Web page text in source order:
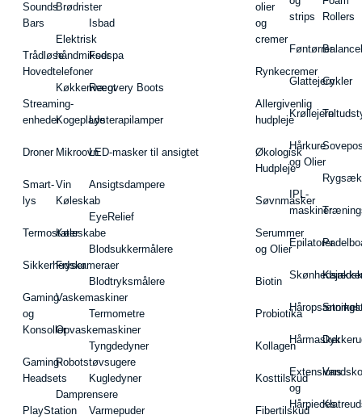
Sounds
Bars
Trådløse
Hovedtelefoner
Streaming-
enheder
Droner
Smart-
lys
Termostater
Sikkerhedskameraer
Gaming
og
Konsoller
Gaming-
Headsets
PlayStation
Brødrister
Elektrisk
håndmikser
Køkkenvægt
Kogeplade
Mikroovn
Vin
Køleskab
Køleskabe
Fryser
Vaskemaskiner
Opvaskemaskiner
Robotstøvsugere
Damprensere
Isbad
Fodspa
Recovery Boots
Lysterapilamper
LED-masker til ansigtet
Ansigtsdampere
EyeRelief
Blodsukkermålere
Blodtryksmålere
Termometre
Tyngdedyner
Kugledyner
Varmepuder
olier
og
cremer
Rynkecremer
Allergivenlig
hudpleje
Økologisk
Hudpleje
Søvnmasker
Serummer
og Olier
Biotin
Probiotika
Kollagen
Kosttilskud
Fibertilskud
strips
Føntørrer
Glattejern
Krøllejern
Hårkure
og Olier
IPL-
maskiner
Epilatorer
Hårmasker
Extensions
og
Hårpieces
Rollers
Cykler
Vandsko